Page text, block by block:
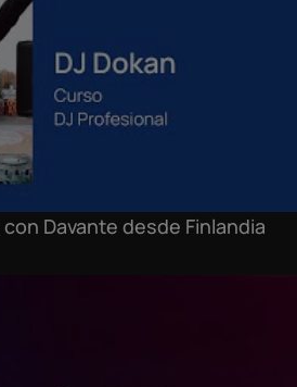
Davante desde Finlandia